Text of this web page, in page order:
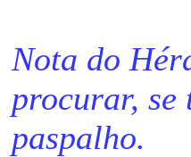
Nota do
procurar,
paspalho.